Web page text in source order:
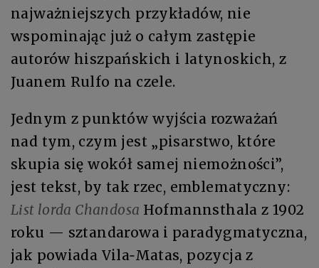
najważniejszych przykładów, nie
wspominając już o całym zastępie
autorów hiszpańskich i latynoskich, z
Juanem Rulfo na czele.
Jednym z punktów wyjścia rozważań
nad tym, czym jest „pisarstwo, które
skupia się wokół samej niemożności”,
jest tekst, by tak rzec, emblematyczny:
List lorda Chandosa Hofmannsthala z 1902
roku — sztandarowa i paradygmatyczna,
jak powiada Vila‑Matas, pozycja z